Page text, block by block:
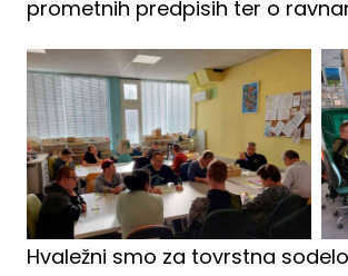
prometnih predpisih ter o
Hvaležni smo za tovrstna